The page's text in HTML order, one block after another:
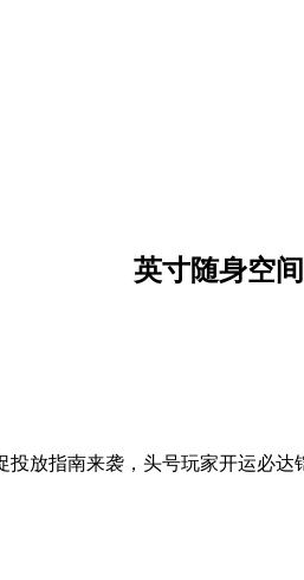
英寸随身空
指南来袭，头号玩家开运必达铠